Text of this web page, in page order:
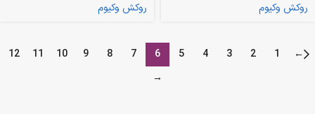
روکش وکیوم
روکش وکیوم
←
1
2
3
4
5
6
7
8
9
10
11
12
→